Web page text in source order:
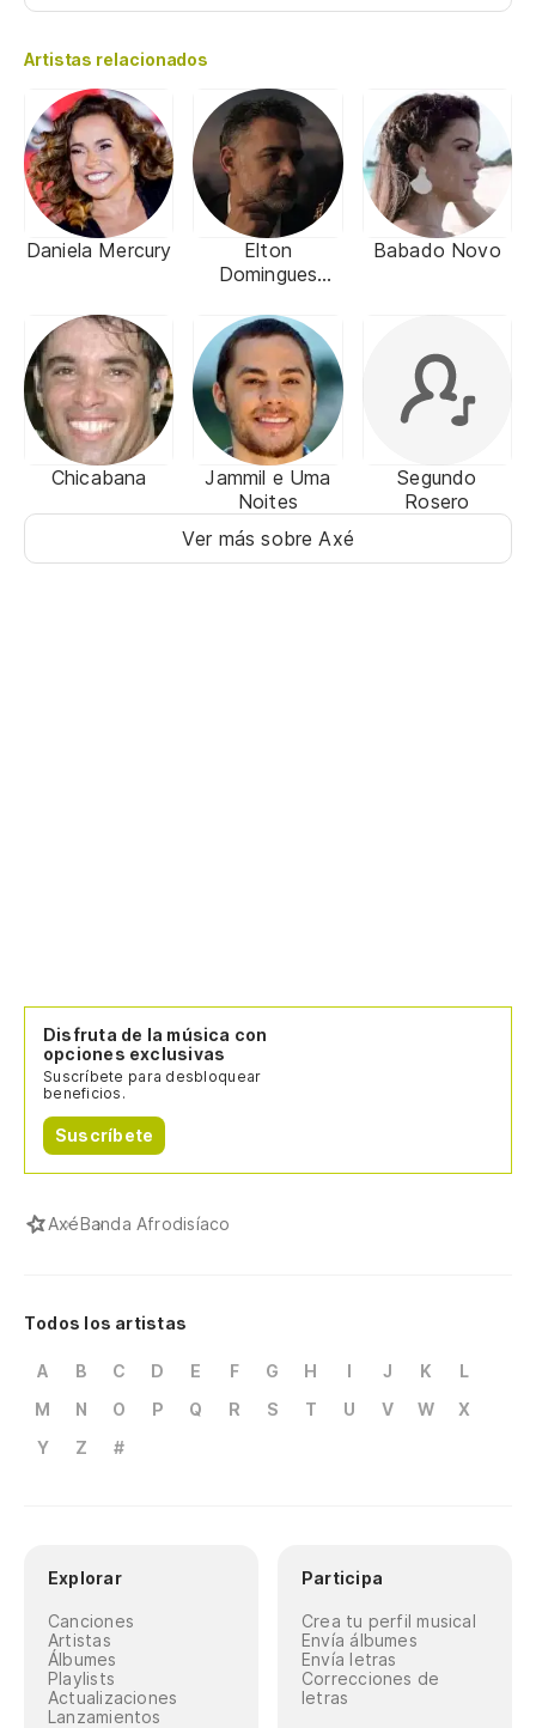
Artistas relacionados
Daniela Mercury
Elton
Domingues
Babado Novo
Chicabana
Jammil e Uma
Noites
Segundo
Rosero
Ver más sobre Axé
Disfruta de la música con
opciones exclusivas
Suscríbete para desbloquear
beneficios.
Suscríbete
AxéBanda Afrodisíaco
Todos los artistas
A B C D E F G H I J K
L
M
N O P Q R S T U V W
X
Y
Z #
Explorar
Canciones
Artistas
Álbumes
Playlists
Actualizaciones
Lanzamientos
Participa
Crea tu perfil musical
Envía álbumes
Envía letras
Correcciones de
letras